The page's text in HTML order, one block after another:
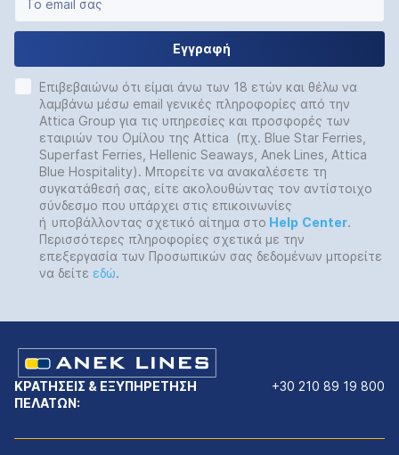
Εγγραφή
Επιβεβαιώνω ότι είμαι άνω των 18 ετών και θέλω να
λαμβάνω μέσω email γενικές πληροφορίες από την
Attica Group για τις υπηρεσίες και προσφορές των
εταιριών του Ομίλου της Attica (πχ. Blue Star Ferries,
Superfast Ferries, Hellenic Seaways, Anek Lines, Attica
Blue Hospitality). Μπορείτε να ανακαλέσετε τη
συγκατάθεσή σας, είτε ακολουθώντας τον αντίστοιχο
σύνδεσμο που υπάρχει στις επικοινωνίες
ή υποβάλλοντας σχετικό αίτημα στο Help Center.
Περισσότερες πληροφορίες σχετικά με την
επεξεργασία των Προσωπικών σας δεδομένων μπορείτε
να δείτε εδώ.
ΚΡΑΤΗΣΕΙΣ & ΕΞΥΠΗΡΕΤΗΣΗ
ΠΕΛΑΤΩΝ:
+30 210 89 19 800